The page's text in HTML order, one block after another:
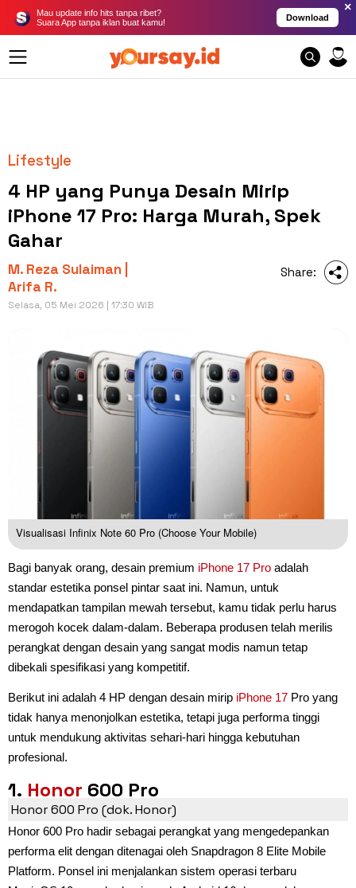
Mau update info hits tanpa ribet?
Suara App tanpa iklan buat kamu!
Download
×
Lifestyle
4 HP yang Punya Desain Mirip
iPhone 17 Pro: Harga Murah, Spek
Gahar
M. Reza Sulaiman |
Arifa R.
Selasa, 05 Mei 2026 | 17:30 WIB
Share:
Visualisasi Infinix Note 60 Pro (Choose Your Mobile)
Bagi banyak orang, desain premium iPhone 17 Pro adalah
standar estetika ponsel pintar saat ini. Namun, untuk
mendapatkan tampilan mewah tersebut, kamu tidak perlu harus
merogoh kocek dalam-dalam. Beberapa produsen telah merilis
perangkat dengan desain yang sangat modis namun tetap
dibekali spesifikasi yang kompetitif.
Berikut ini adalah 4 HP dengan desain mirip iPhone 17 Pro yang
tidak hanya menonjolkan estetika, tetapi juga performa tinggi
untuk mendukung aktivitas sehari-hari hingga kebutuhan
profesional.
1. Honor 600 Pro
Honor 600 Pro (dok. Honor)
Honor 600 Pro hadir sebagai perangkat yang mengedepankan
performa elit dengan ditenagai oleh Snapdragon 8 Elite Mobile
Platform. Ponsel ini menjalankan sistem operasi terbaru